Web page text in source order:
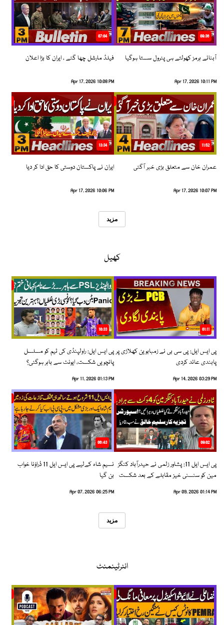
08:36
آبنائے ہرمز کھولتے ہی پٹرول سستا ہوگیا
Apr 17, 2026 10:11 PM
07:04
فیلڈ مارشل چھا گئے ، ایران کا بڑا اعلان
Apr 17, 2026 10:08 PM
11:52
عمران خان سے متعلق بڑی خبر آگئی
Apr 17, 2026 10:07 PM
13:34
ایران نے پاکستان دوستی کا حق ادا کر دیا
Apr 17, 2026 10:06 PM
مزید
کھیل
01:11
پی ایس ایل: پی سی بی نے زمبابوین کھلاڑی پر
پابندی عائد کردی
Apr 14, 2026 03:29 PM
10:33
پی ایس ایل: راولپنڈی کی ٹیم کو مسلسل
پانچویں شکست، ایونٹ سے باہر ہوگئی؟
Apr 11, 2026 01:13 PM
09:02
پی ایس ایل 11: پشاور زلمی نے حیدرآباد کنگز
مین کو سنسنی خیز مقابلے کے بعد شکست
Apr 09, 2026 01:14 PM
06:43
نسیم شاہ کےلیے پی ایس ایل 11 ڈراؤنا خواب
بن گیا
Apr 07, 2026 06:25 PM
مزید
انٹرٹینمنٹ